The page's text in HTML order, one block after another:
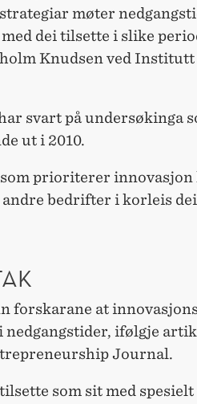
møter
dei tilsette i slike
Knudsen ved
svart på undersøkinga
ut i 2010.
prioriterer innovasjon
bedrifter i korleis
forskarane at
ifølgje
Journal.
som sit med